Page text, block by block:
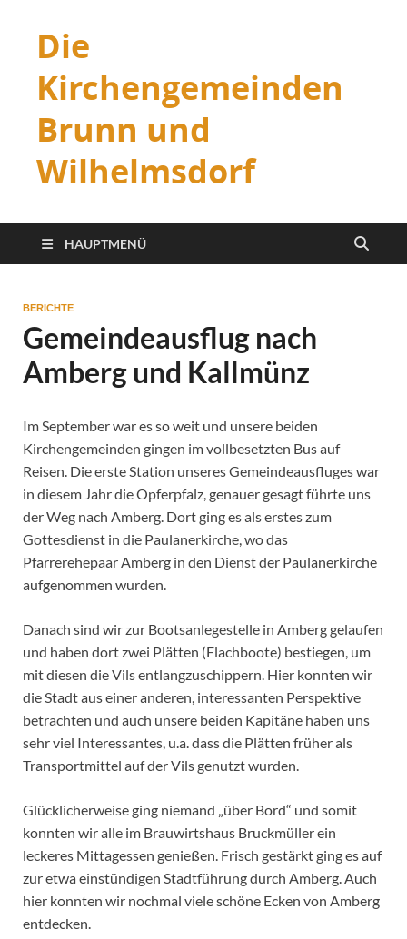
Die
Kirchengemeinden
Brunn und
Wilhelmsdorf
HAUPTMENÜ
BERICHTE
Gemeindeausflug nach
Amberg und Kallmünz
Im September war es so weit und unsere beiden
Kirchengemeinden gingen im vollbesetzten Bus auf
Reisen. Die erste Station unseres Gemeindeausfluges war
in diesem Jahr die Opferpfalz, genauer gesagt führte uns
der Weg nach Amberg. Dort ging es als erstes zum
Gottesdienst in die Paulanerkirche, wo das
Pfarrerehepaar Amberg in den Dienst der Paulanerkirche
aufgenommen wurden.
Danach sind wir zur Bootsanlegestelle in Amberg gelaufen
und haben dort zwei Plätten (Flachboote) bestiegen, um
mit diesen die Vils entlangzuschippern. Hier konnten wir
die Stadt aus einer anderen, interessanten Perspektive
betrachten und auch unsere beiden Kapitäne haben uns
sehr viel Interessantes, u.a. dass die Plätten früher als
Transportmittel auf der Vils genutzt wurden.
Glücklicherweise ging niemand „über Bord“ und somit
konnten wir alle im Brauwirtshaus Bruckmüller ein
leckeres Mittagessen genießen. Frisch gestärkt ging es auf
zur etwa einstündigen Stadtführung durch Amberg. Auch
hier konnten wir nochmal viele schöne Ecken von Amberg
entdecken.